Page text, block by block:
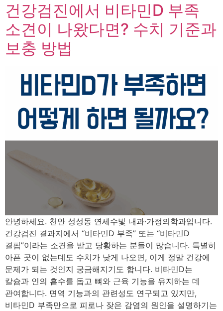
건강검진에서 비타민D 부족
소견이 나왔다면? 수치 기준과
보충 방법
안녕하세요. 천안 성성동 연세수빛 내과·가정의학과입니다.
건강검진 결과지에서 “비타민D 부족” 또는 “비타민D
결핍”이라는 소견을 받고 당황하는 분들이 많습니다. 특별히
아픈 곳이 없는데도 수치가 낮게 나오면, 이게 정말 건강에
문제가 되는 것인지 궁금해지기도 합니다. 비타민D는
칼슘과 인의 흡수를 돕고 뼈와 근육 기능을 유지하는 데
관여합니다. 면역 기능과의 관련성도 연구되고 있지만,
비타민D 부족만으로 피로나 잦은 감염의 원인을 설명하기는